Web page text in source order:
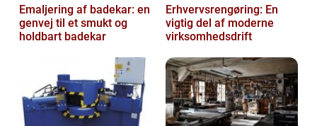
Emaljering af badekar: en
genvej til et smukt og
holdbart badekar
Erhvervsrengøring: En
vigtig del af moderne
virksomhedsdrift